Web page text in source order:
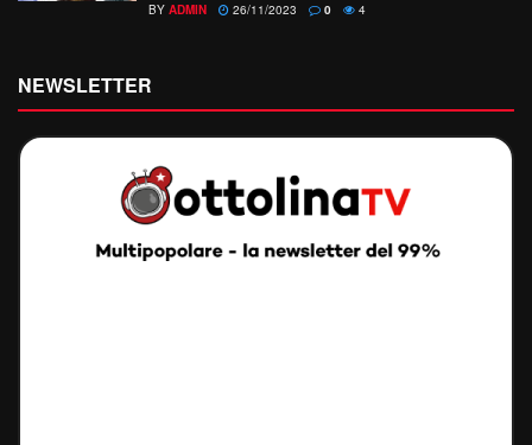
BY ADMIN 26/11/2023 0 4
NEWSLETTER